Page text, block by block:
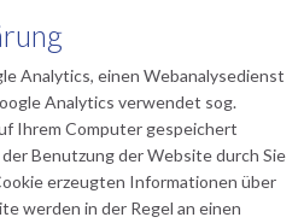
Analytics, einen Webanalysedienst
Analytics verwendet sog.
Ihrem Computer gespeichert
Benutzung der Website durch Sie
erzeugten Informationen über
werden in der Regel an einen